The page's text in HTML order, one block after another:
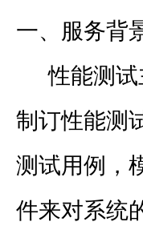
一、服务背
性能测试
制订性能测
测试用例，
件来对系统